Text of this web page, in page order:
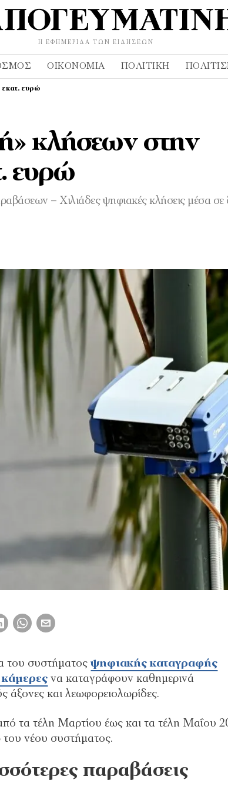
Η ΕΦΗΜΕΡΊΔΑ ΤΩΝ ΕΙΔΉΣΕΩΝ
ΟΙΚΟΝΟΜΊΑ ΠΟΛΙΤΙΚΉ
εκατ. ευρώ
κλήσεων στην
ευρώ
– Χιλιάδες ψηφιακές κλήσεις μέσα
του συστήματοςψηφιακής καταγραφής
κάμερες να καταγράφουν καθημερινά
άξονες και λεωφορειολωρίδες.
τα τέλη Μαρτίου έως και τα τέλη Μαΐου
νέου συστήματος.
παραβάσεις